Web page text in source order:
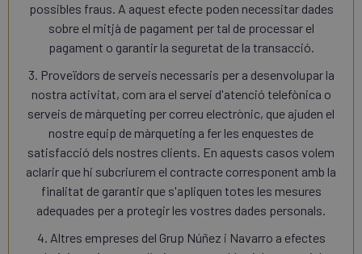
possibles fraus. A aquest efecte poden necessitar dades
sobre el mitjà de pagament per tal de processar el
pagament o garantir la seguretat de la transacció.
3. Proveïdors de serveis necessaris per a desenvolupar la
nostra activitat, com ara el servei d'atenció telefònica o
serveis de màrqueting per correu electrònic, que ajuden el
nostre equip de màrqueting a fer les enquestes de
satisfacció dels nostres clients. En aquests casos volem
aclarir que hi subcriurem el contracte corresponent amb la
finalitat de garantir que s'apliquen totes les mesures
adequades per a protegir les vostres dades personals.
4. Altres empreses del Grup Núñez i Navarro a efectes